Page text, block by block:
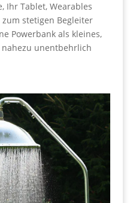
Ihr Tablet, Wearables
stetigen Begleiter
Powerbank als kleines,
unentbehrlich